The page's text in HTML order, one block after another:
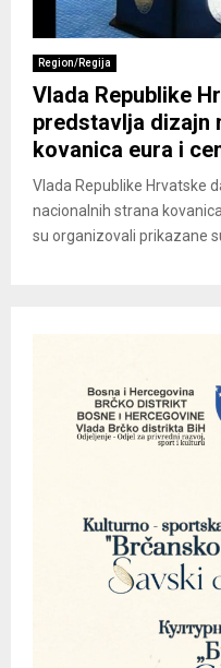
Region/Regija
Vlada Republike
predstavlja dizajn
kovanica eura i
Vlada Republike Hrvatske
nacionalnih strana
su organizovali prikazane